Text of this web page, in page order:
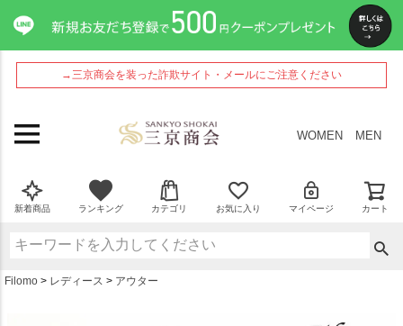
→三京商会を装った詐欺サイト・メールにご注意ください
WOMEN MEN
新着商品 ランキング カテゴリ お気に入り マイページ カート
Filomo レディース アウター
ペー
ジト
ップ
へ